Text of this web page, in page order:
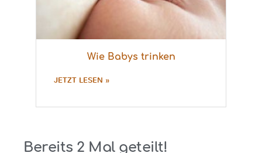
Wie Babys trinken
JETZT LESEN »
Bereits 2 Mal geteilt!